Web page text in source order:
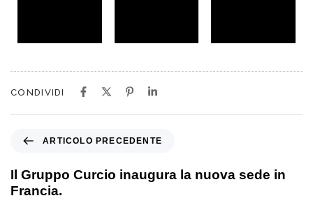
CONDIVIDI
ARTICOLO PRECEDENTE
Il Gruppo Curcio inaugura la nuova sede in
Francia.